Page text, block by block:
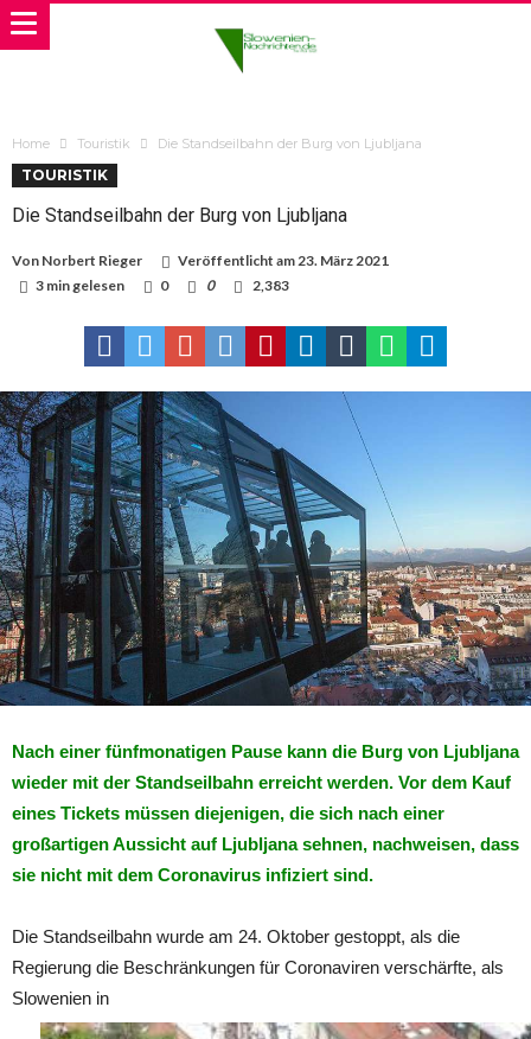
Home Touristik Die Standseilbahn der Burg von Ljubljana
TOURISTIK
Die Standseilbahn der Burg von Ljubljana
Von Norbert Rieger Veröffentlicht am23. März 2021
3 min gelesen
0 0 2,383
Nach einer fünfmonatigen Pause kann die Burg von Ljubljana
wieder mit der Standseilbahn erreicht werden. Vor dem Kauf
eines Tickets müssen diejenigen, die sich nach einer
großartigen Aussicht auf Ljubljana sehnen, nachweisen, dass
sie nicht mit dem Coronavirus infiziert sind.
Die Standseilbahn wurde am 24. Oktober gestoppt, als die
Regierung die Beschränkungen für Coronaviren verschärfte, als
Slowenien in